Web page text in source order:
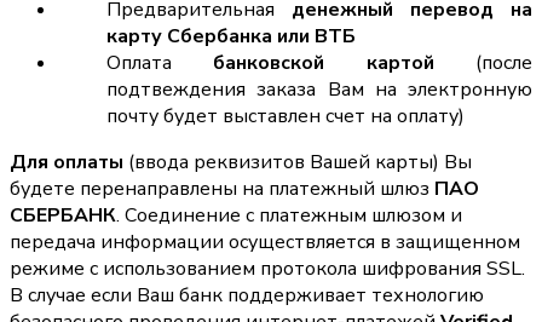
Предварительная денежный перевод на
карту Сбербанка или ВТБ
Оплата банковской картой (после
подтвеждения заказа Вам на электронную
почту будет выставлен счет на оплату)
Для оплаты (ввода реквизитов Вашей карты) Вы
будете перенаправлены на платежный шлюз ПАО
СБЕРБАНК. Соединение с платежным шлюзом и
передача информации осуществляется в защищенном
режиме с использованием протокола шифрования SSL.
В случае если Ваш банк поддерживает технологию